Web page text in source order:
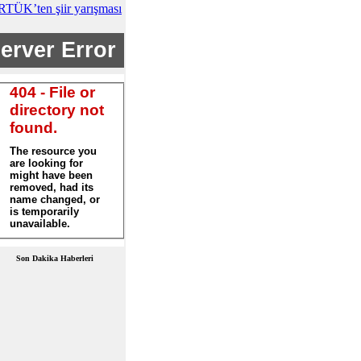
şiir yarışması
Son Dakika Haberleri